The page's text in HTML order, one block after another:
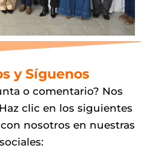
y Síguenos
o comentario? Nos
clic en los siguientes
nosotros en nuestras